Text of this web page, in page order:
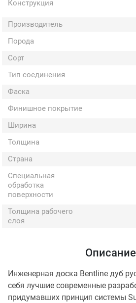
Конструкция
Производитель
Порода
Сорт
Тип соединения
Фаска
Финишное покрытие
Ширина
Толщина
Страна
Специальная
обработка
поверхности
Толщина рабочего
слоя
Описание
Инженерная доска Bentline дуб
себя лучшие современные
придумавших принцип системы